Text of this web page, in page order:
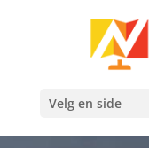
Velg en side